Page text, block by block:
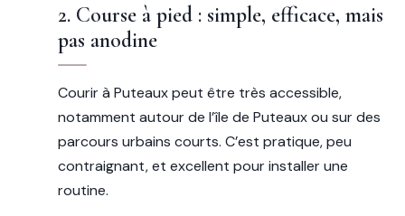
2. Course à pied : simple, efficace, mais
pas anodine
Courir à Puteaux peut être très accessible,
notamment autour de l’île de Puteaux ou sur des
parcours urbains courts. C’est pratique, peu
contraignant, et excellent pour installer une
routine.